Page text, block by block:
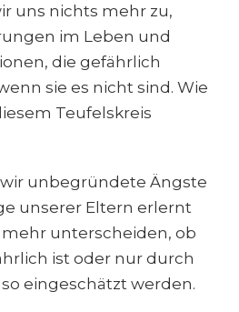
uns nichts mehr zu,
im Leben und
die gefährlich
sie es nicht sind. Wie
Teufelskreis
unbegründete Ängste
unserer Eltern erlernt
unterscheiden, ob
ist oder nur durch
eingeschätzt werden.